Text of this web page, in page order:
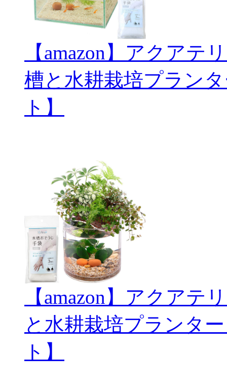
【amazon】アクアテ
槽と水耕栽培プラン
ト】
【amazon】アクアテ
と水耕栽培プランタ
ト】